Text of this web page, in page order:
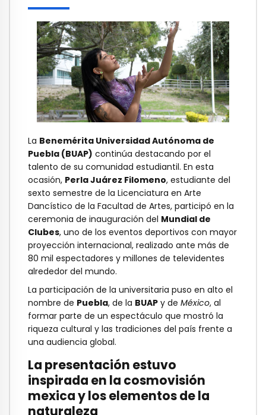
La Benemérita Universidad Autónoma de
Puebla (BUAP) continúa destacando por el
talento de su comunidad estudiantil. En esta
ocasión, Perla Juárez Filomeno, estudiante del
sexto semestre de la Licenciatura en Arte
Dancístico de la Facultad de Artes, participó en la
ceremonia de inauguración del Mundial de
Clubes, uno de los eventos deportivos con mayor
proyección internacional, realizado ante más de
80 mil espectadores y millones de televidentes
alrededor del mundo.
La participación de la universitaria puso en alto el
nombre de Puebla, de la BUAP y de México, al
formar parte de un espectáculo que mostró la
riqueza cultural y las tradiciones del país frente a
una audiencia global.
La presentación estuvo
inspirada en la cosmovisión
mexica y los elementos de la
naturaleza